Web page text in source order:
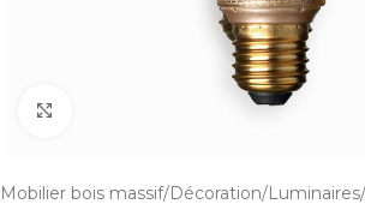
Mobilier bois massif Décoration Luminaires